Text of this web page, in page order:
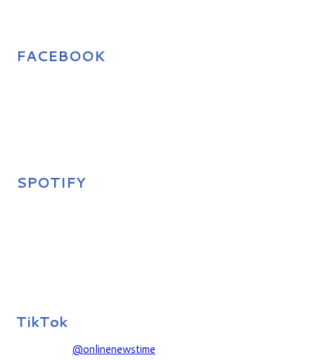
FACEBOOK
SPOTIFY
TikTok
@onlinenewstime